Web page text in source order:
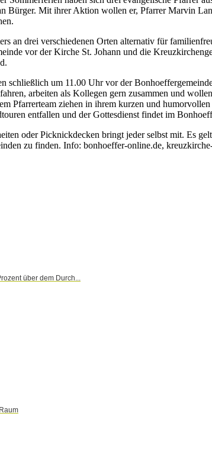
Bürger. Mit ihrer Aktion wollen er, Pfarrer Marvin
an drei verschiedenen Orten alternativ für
vor der Kirche St. Johann und die
schließlich um 11.00 Uhr vor der
arbeiten als Kollegen gern zusammen und
Pfarrerteam ziehen in ihrem kurzen und
entfallen und der Gottesdienst findet im
oder Picknickdecken bringt jeder selbst mit. Es
zu finden. Info: bonhoeffer-online.de,
über dem Durch...